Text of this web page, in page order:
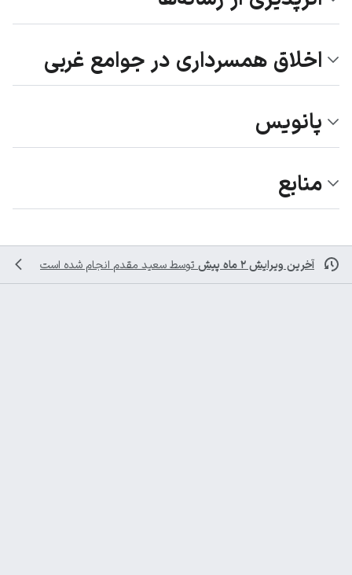
اخلاق همسرداری در جوامع غربی
پانویس
منابع
آخرین ویرایش ۲ ماه پیش توسط سعید مقدم انجام شده است